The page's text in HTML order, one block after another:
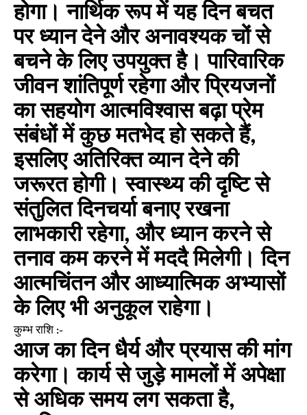
होगा। नार्थिक रूप में यह दिन बचत
पर ध्यान देने और अनावश्यक चों से
बचने के लिए उपयुक्त है। पारिवारिक
जीवन शांतिपूर्ण रहेगा और प्रियजनों
का सहयोग आत्मविश्वास बढ़ा प्रेम
संबंधों में कुछ मतभेद हो सकते हैं,
इसलिए अतिरिक्त व्यान देने की
जरूरत होगी। स्वास्थ्य की दृष्टि से
संतुलित दिनचर्या बनाए रखना
लाभकारी रहेगा, और ध्यान करने से
तनाव कम करने में मददै मिलेगी। दिन
आत्मचिंतन और आध्यात्मिक अभ्यासों
के लिए भी अनुकूल राहेगा।
कुम्भ राशि :-
आज का दिन धैर्य और प्रयास की मांग
करेगा। कार्य से जुड़े मामलों में अपेक्षा
से अधिक समय लग सकता है,